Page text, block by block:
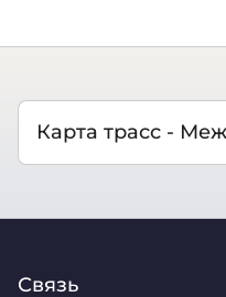
Карта трасс -
Связь